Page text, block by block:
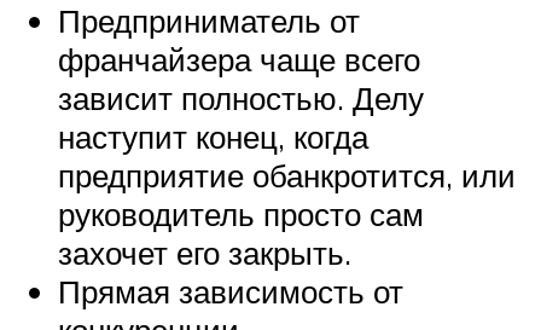
Предприниматель от
франчайзера чаще всего
зависит полностью. Делу
наступит конец, когда
предприятие обанкротится, или
руководитель просто сам
захочет его закрыть.
Прямая зависимость от